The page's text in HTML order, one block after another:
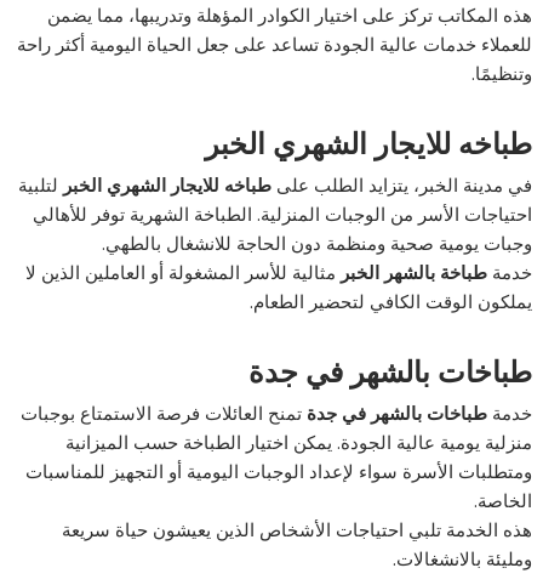
هذه المكاتب تركز على اختيار الكوادر المؤهلة وتدريبها، مما يضمن
للعملاء خدمات عالية الجودة تساعد على جعل الحياة اليومية أكثر راحة
وتنظيمًا.
طباخه للايجار الشهري الخبر
في مدينة الخبر، يتزايد الطلب علىطباخه للايجار الشهري الخبر لتلبية
احتياجات الأسر من الوجبات المنزلية. الطباخة الشهرية توفر للأهالي
وجبات يومية صحية ومنظمة دون الحاجة للانشغال بالطهي.
خدمةطباخة بالشهر الخبر مثالية للأسر المشغولة أو العاملين الذين لا
يملكون الوقت الكافي لتحضير الطعام.
طباخات بالشهر في جدة
خدمةطباخات بالشهر في جدة تمنح العائلات فرصة الاستمتاع بوجبات
منزلية يومية عالية الجودة. يمكن اختيار الطباخة حسب الميزانية
ومتطلبات الأسرة سواء لإعداد الوجبات اليومية أو التجهيز للمناسبات
الخاصة.
هذه الخدمة تلبي احتياجات الأشخاص الذين يعيشون حياة سريعة
ومليئة بالانشغالات.